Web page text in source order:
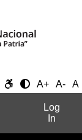
A+ A- A
Log
In